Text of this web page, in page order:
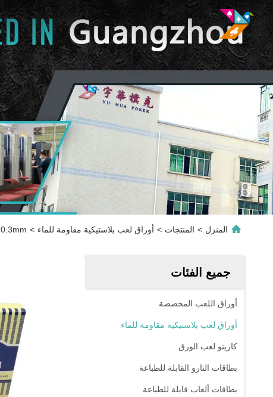
المنزل > المنتجات > أوراق لعب بلاستيكية مقاومة للماء > 0.3mm أوراق اللعب البلاستيكية للماء بانتون الطباعة الملونة
جميع الفئات
أوراق اللعب المخصصة
أوراق لعب بلاستيكية مقاومة للماء
كازينو لعب الورق
بطاقات التارو القابلة للطباعة
بطاقات ألعاب قابلة للطباعة